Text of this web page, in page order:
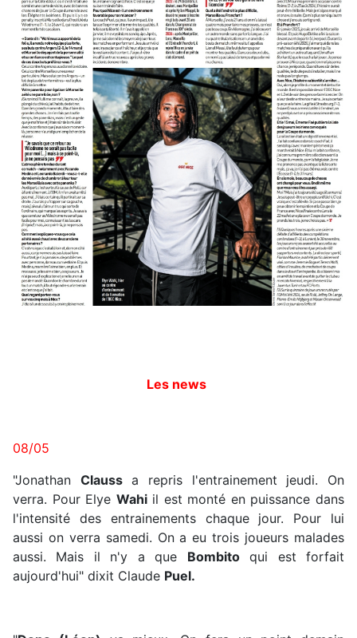
Les news
08/05
"Jonathan Claussa repris l'entrainement jeudi. On
verra. Pour Elye Wahiil est monté en puissance dans
l'intensité des entrainements chaque jour. Pour lui
aussi on verra samedi. On a eu trois joueurs malades
aussi. Mais il n'y a que Bombitoqui est forfait
aujourd'hui" dixit Claude Puel.